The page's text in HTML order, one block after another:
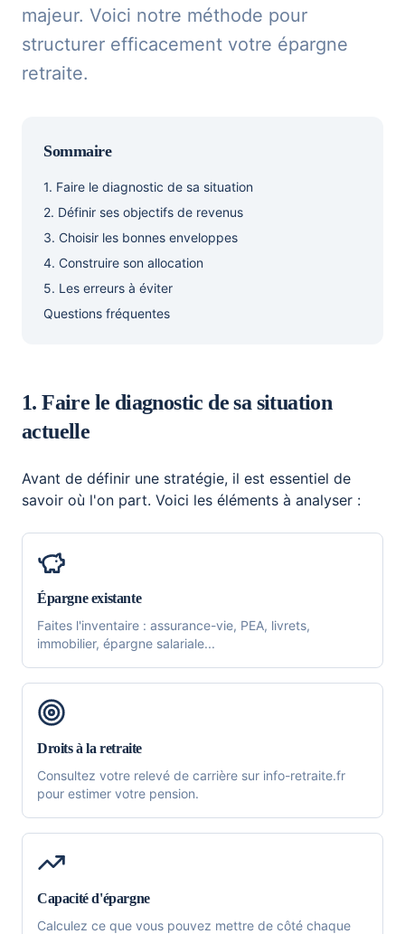
majeur. Voici notre méthode pour
structurer efficacement votre épargne
retraite.
Sommaire
1. Faire le diagnostic de sa situation
2. Définir ses objectifs de revenus
3. Choisir les bonnes enveloppes
4. Construire son allocation
5. Les erreurs à éviter
Questions fréquentes
1. Faire le diagnostic de sa situation
actuelle
Avant de définir une stratégie, il est essentiel de
savoir où l'on part. Voici les éléments à analyser :
Épargne existante
Faites l'inventaire : assurance-vie, PEA, livrets,
immobilier, épargne salariale...
Droits à la retraite
Consultez votre relevé de carrière sur info-retraite.fr
pour estimer votre pension.
Capacité d'épargne
Calculez ce que vous pouvez mettre de côté chaque